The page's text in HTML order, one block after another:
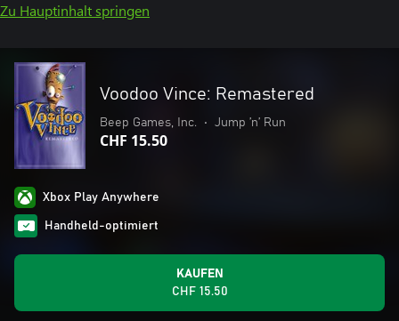
Zu Hauptinhalt springen
Voodoo Vince: Remastered
Beep Games, Inc. • Jump ’n’ Run
CHF 15.50
Xbox Play Anywhere
Handheld-optimiert
KAUFEN
CHF 15.50